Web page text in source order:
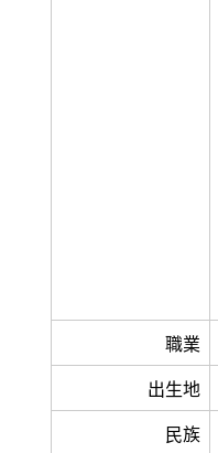
職業
出生地
民族